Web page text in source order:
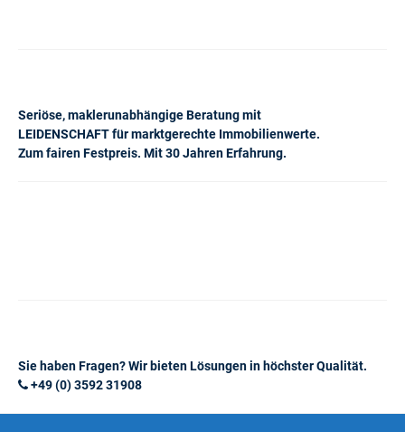
Seriöse, maklerunabhängige Beratung mit
LEIDENSCHAFT für marktgerechte Immobilienwerte.
Zum fairen Festpreis. Mit 30 Jahren Erfahrung.
Sie haben Fragen? Wir bieten Lösungen in höchster Qualität.
+49 (0) 3592 31908